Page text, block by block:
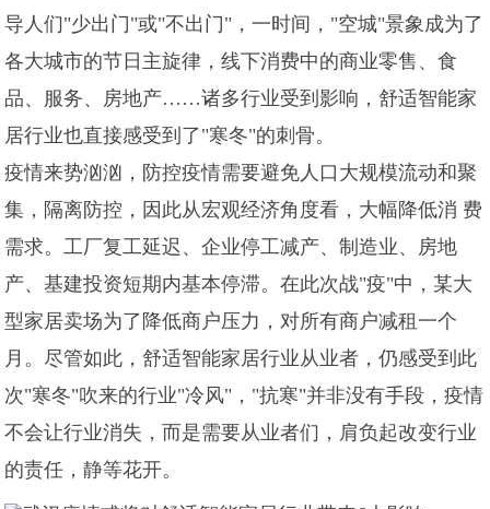
导人们"少出门"或"不出门"，一时间，"空城"景象成为了
各大城市的节日主旋律，线下消费中的商业零售、食
品、服务、房地产……诸多行业受到影响，舒适智能家
居行业也直接感受到了"寒冬"的刺骨。
疫情来势汹汹，防控疫情需要避免人口大规模流动和聚
集，隔离防控，因此从宏观经济角度看，大幅降低消 费
需求。工厂复工延迟、企业停工减产、制造业、房地
产、基建投资短期内基本停滞。在此次战"疫"中，某大
型家居卖场为了降低商户压力，对所有商户减租一个
月。尽管如此，舒适智能家居行业从业者，仍感受到此
次"寒冬"吹来的行业"冷风"，"抗寒"并非没有手段，疫情
不会让行业消失，而是需要从业者们，肩负起改变行业
的责任，静等花开。